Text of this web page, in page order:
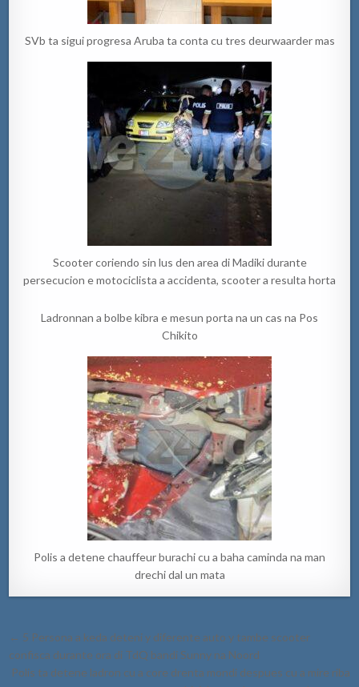
SVb ta sigui progresa Aruba ta conta cu tres deurwaarder mas
Scooter coriendo sin lus den area di Madiki durante
persecucion e motociclista a accidenta, scooter a resulta horta
Ladronnan a bolbe kibra e mesun porta na un cas na Pos
Chikito
Polis a detene chauffeur burachi cu a baha caminda na man
drechi dal un mata
Post
navigation
← 5 Persona a keda deteni y diferente auto y tambe scooter
confisca durante ora di TdQ bandi Sunny na Noord
Polis ta detene ladron cu a core drenta mondi despues cu a mire riba